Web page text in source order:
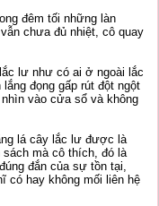
đêm tối những làn
chưa đủ nhiệt, cô quay
lư như có ai ở ngoài lắc
đọng gấp rút đột ngột
vào cửa sổ và không
lá cây lắc lư được là
mà cô thích, đó là
đắn của sự tồn tại,
có hay không mối liên hệ